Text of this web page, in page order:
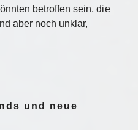
betroffen sein, die
aber noch unklar,
und neue